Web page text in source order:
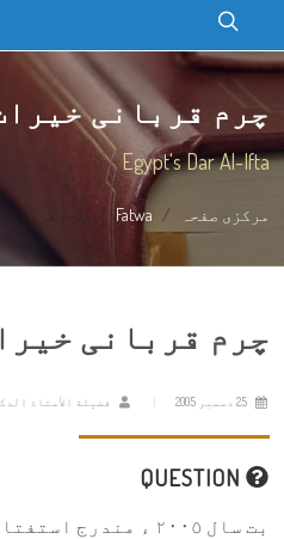
چرم قربانی
Egypt's Dar Al-Ifta
مرکزی صفحہ Fatwa چرم
چرم قربانی
فضيلة الأستاذ
بت سال ٢٠٠٥ ء